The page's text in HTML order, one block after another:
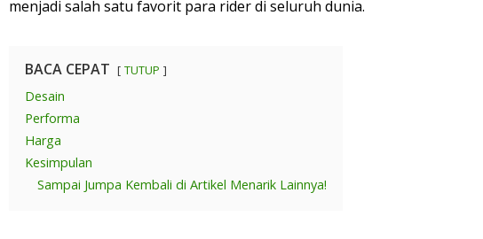
menjadi salah satu favorit para rider di seluruh dunia.
BACA CEPAT TUTUP
Desain
Performa
Harga
Kesimpulan
Sampai Jumpa Kembali di Artikel Menarik Lainnya!